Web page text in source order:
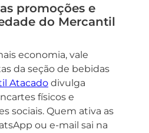
promoções e
do Mercantil
economia, vale
da seção de bebidas
Atacado divulga
físicos e
sociais. Quem ativa as
ou e-mail sai na